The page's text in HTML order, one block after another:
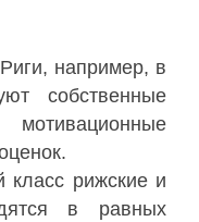
например, в
собственные
класс рижские и
в равных